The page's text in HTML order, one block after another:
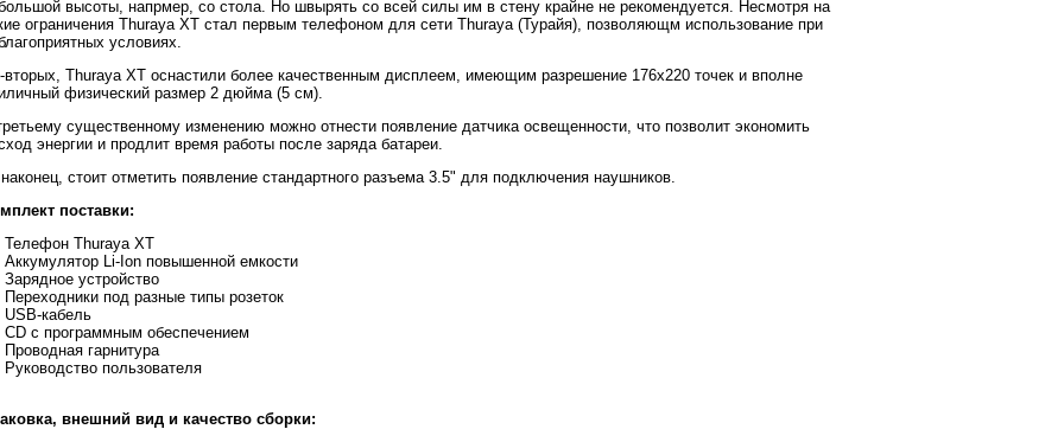
высоты, напрмер, со стола. Но швырять со всей силы им в стену крайне не рекомендуется. Несмотря на
ограничения Thuraya XT стал первым телефоном для сети Thuraya (Турайя), позволяющм использование при
условиях.
вторых, Thuraya XT оснастили более качественным дисплеем, имеющим разрешение 176x220 точек и вполне
физический размер 2 дюйма (5 см).
существенному изменению можно отнести появление датчика освещенности, что позволит экономить
энергии и продлит время работы после заряда батареи.
стоит отметить появление стандартного разъема 3.5" для подключения наушников.
поставки:
Телефон Thuraya XT
Аккумулятор Li-Ion повышенной емкости
Зарядное устройство
Переходники под разные типы розеток
USB-кабель
CD с программным обеспечением
Проводная гарнитура
Руководство пользователя
внешний вид и качество сборки: